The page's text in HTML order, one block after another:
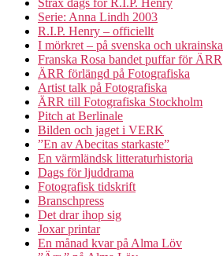
Strax dags för R.I.P. Henry
Serie: Anna Lindh 2003
R.I.P. Henry – officiellt
I mörkret – på svenska och ukrainska
Franska Rosa bandet puffar för ÄRR
ÄRR förlängd på Fotografiska
Artist talk på Fotografiska
ÄRR till Fotografiska Stockholm
Pitch at Berlinale
Bilden och jaget i VERK
”En av Abecitas starkaste”
En värmländsk litteraturhistoria
Dags för ljuddrama
Fotografisk tidskrift
Branschpress
Det drar ihop sig
Joxar printar
En månad kvar på Alma Löv